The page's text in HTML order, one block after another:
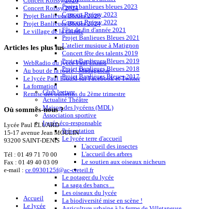
Projet banlieues bleues 2023
Concert Roissy 2023
Concert Roissy 2022
Fête de fin d'année 2021
Projet Banlieues Bleues 2021
L'atelier musique à Matignon
Concert fête des talents 2019
Projet Banlieues Bleues 2019
Projet Banlieues Bleues 2018
Projet Banlieues Bleues 2017
Club lecture
Actualité Théâtre
Maison des lycéens (MDL)
Association sportive
Lycée éco-responsable
Présentation
Le lycée terre d'accueil
L'accueil des insectes
L'accueil des arbres
Le soutien aux oiseaux nicheurs
Le potager du lycée
La saga des bancs ...
Les oiseaux du lycée
La biodiversité mise en scène !
Concert Roissy 2024
Projet Banlieues Bleues 2026
Projet Banlieues Bleues 2024
Le village de la chimie
Articles les plus lus
WebRadio du lycée Paul Eluard
Au bout de la route : Madagascar
Le lycée Paul Eluard sur Facebook et Twitter
La formation
Remise des bulletins du 2ème trimestre
Où sommes-nous ?
Lycée Paul ELUARD
15-17 avenue Jean MOULIN
93200 SAINT-DENIS
Tél : 01 49 71 70 00
Fax : 01 49 40 03 09
e-mail : ce.0930125f@ac-creteil.fr
Accueil
Le lycée